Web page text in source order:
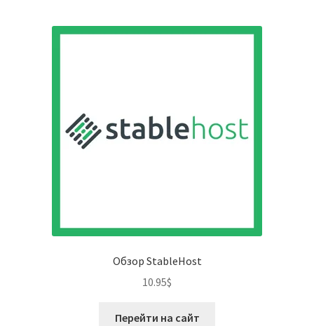
Обзор StableHost
10.95$
Перейти на сайт